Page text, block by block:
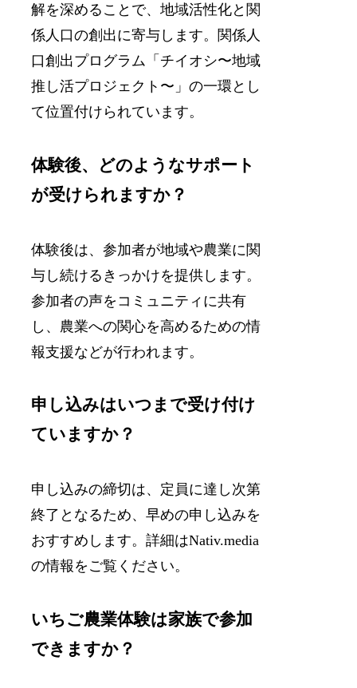
解を深めることで、地域活性化と関
係人口の創出に寄与します。関係人
口創出プログラム「チイオシ〜地域
推し活プロジェクト〜」の一環とし
て位置付けられています。
体験後、どのようなサポート
が受けられますか？
体験後は、参加者が地域や農業に関
与し続けるきっかけを提供します。
参加者の声をコミュニティに共有
し、農業への関心を高めるための情
報支援などが行われます。
申し込みはいつまで受け付け
ていますか？
申し込みの締切は、定員に達し次第
終了となるため、早めの申し込みを
おすすめします。詳細はNativ.media
の情報をご覧ください。
いちご農業体験は家族で参加
できますか？